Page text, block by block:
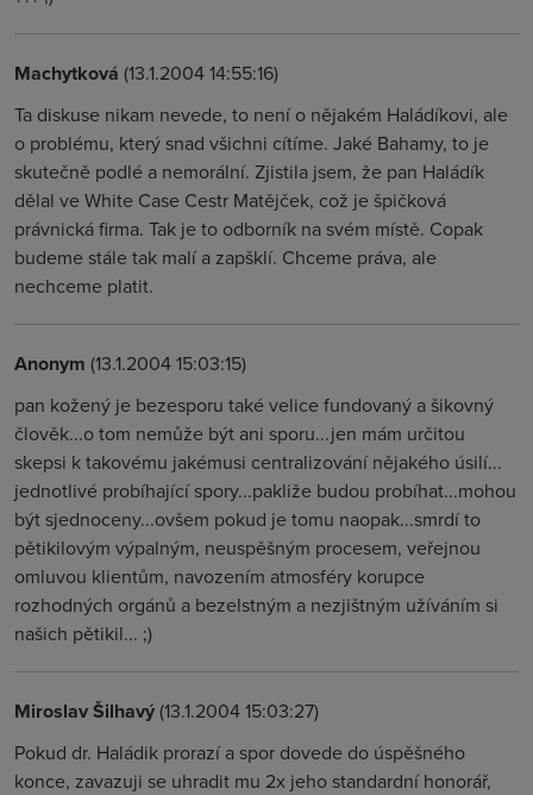
Machytková (13.1.2004 14:55:16)
Ta diskuse nikam nevede, to není o nějakém Haládíkovi, ale
o problému, který snad všichni cítíme. Jaké Bahamy, to je
skutečně podlé a nemorální. Zjistila jsem, že pan Haládík
dělal ve White Case Cestr Matějček, což je špičková
právnická firma. Tak je to odborník na svém místě. Copak
budeme stále tak malí a zapšklí. Chceme práva, ale
nechceme platit.
Anonym (13.1.2004 15:03:15)
pan kožený je bezesporu také velice fundovaný a šikovný
člověk...o tom nemůže být ani sporu...jen mám určitou
skepsi k takovému jakémusi centralizování nějakého úsilí...
jednotlivé probíhající spory...pakliže budou probíhat...mohou
být sjednoceny...ovšem pokud je tomu naopak...smrdí to
pětikilovým výpalným, neuspěšným procesem, veřejnou
omluvou klientům, navozením atmosféry korupce
rozhodných orgánů a bezelstným a nezjištným užíváním si
našich pětikil... ;)
Miroslav Šilhavý(13.1.2004 15:03:27)
Pokud dr. Haládik prorazí a spor dovede do úspěšného
konce, zavazuji se uhradit mu 2x jeho standardní honorář,